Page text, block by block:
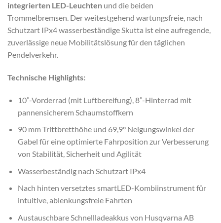
integrierten LED-Leuchten und die beiden
Trommelbremsen. Der weitestgehend wartungsfreie, nach
Schutzart IPx4 wasserbeständigeSkutta ist eine aufregende,
zuverlässige neue Mobilitätslösung für den täglichen
Pendelverkehr.
Technische Highlights:
10”-Vorderrad (mit Luftbereifung), 8”-Hinterrad mit
pannensicherem Schaumstoffkern
90 mm Trittbretthöhe und 69,9° Neigungswinkel der
Gabel für eine optimierte Fahrposition zur Verbesserung
von Stabilität, Sicherheit und Agilität
Wasserbeständig nach Schutzart IPx4
Nach hinten versetztessmartLED-Kombiinstrument für
intuitive, ablenkungsfreie Fahrten
AustauschbareSchnellladeakkusvon Husqvarna AB